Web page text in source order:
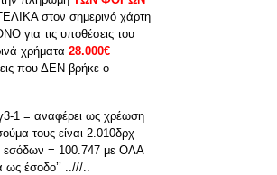
στον σημερινό χάρτη
για τις υποθέσεις του
χρήματα 28.000€
που ΔΕΝ βρήκε ο
1 = αναφέρει ως χρέωση
τους είναι 2.010δρχ
εσόδων = 100.747 με ΟΛΑ
ως έσοδο’’ ..///..